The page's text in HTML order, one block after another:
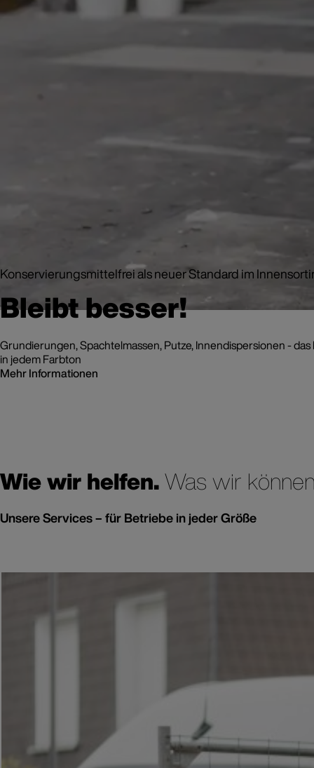
Konservierungsmittelfrei als neuer Standard im
Bleibt besser!
Grundierungen, Spachtelmassen, Putze, Innendispersionen -
in jedem Farbton
Mehr Informationen
Wie wir helfen.Was wir
Unsere Services – für Betriebe in jeder Größe